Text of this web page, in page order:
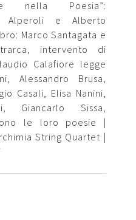
nella Poesia”:
Alperoli e Alberto
Marco Santagata e
intervento di
Calafiore legge
Alessandro Brusa,
Casali, Elisa Nanini,
Giancarlo Sissa,
le loro poesie |
String Quartet |